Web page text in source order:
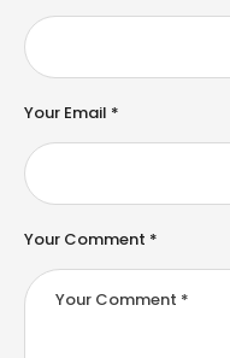
Your Comment *
Your Email *
n
a
ti
e